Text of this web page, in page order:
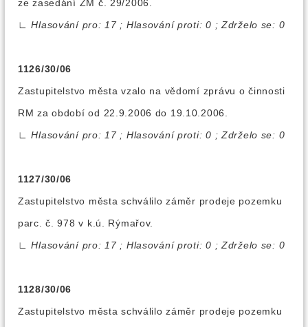
ze zasedání ZM č. 29/2006.
∟
Hlasování pro: 17 ; Hlasování proti: 0 ; Zdrželo se: 0
1126/30/06
Zastupitelstvo města vzalo na vědomí zprávu o činnosti
RM za období od 22.9.2006 do 19.10.2006.
∟
Hlasování pro: 17 ; Hlasování proti: 0 ; Zdrželo se: 0
1127/30/06
Zastupitelstvo města schválilo záměr prodeje pozemku
parc. č. 978 v k.ú. Rýmařov.
∟
Hlasování pro: 17 ; Hlasování proti: 0 ; Zdrželo se: 0
1128/30/06
Zastupitelstvo města schválilo záměr prodeje pozemku